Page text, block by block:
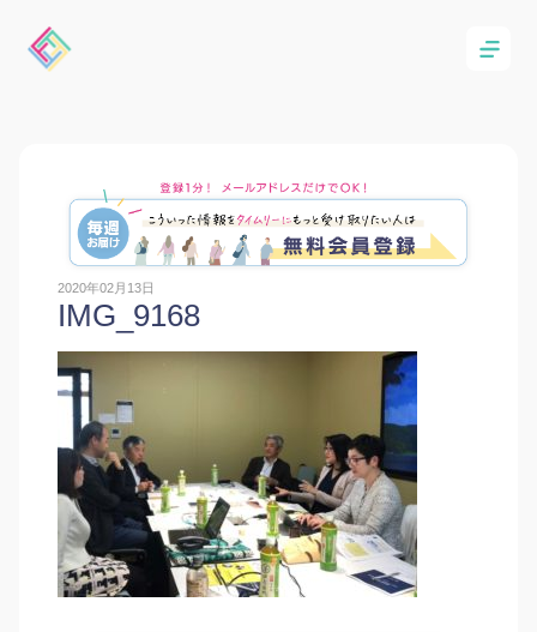
2020年02月13日
IMG_9168